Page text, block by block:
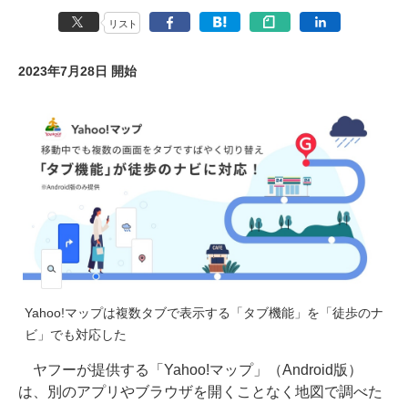
リスト
2023年7月28日 開始
Yahoo!マップは複数タブで表示する「タブ機能」を「徒歩のナ
ビ」でも対応した
ヤフーが提供する「Yahoo!マップ」（Android版）
は、別のアプリやブラウザを開くことなく地図で調べた